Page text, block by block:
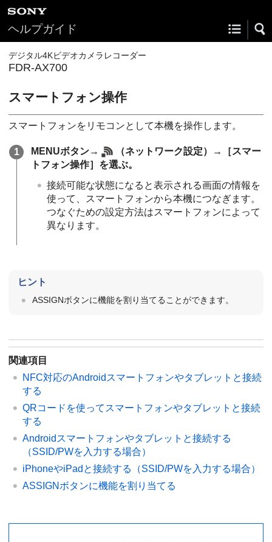
ヘルプガイド
デジタル4Kビデオカメラレコーダー
FDR-AX700
スマートフォン操作
スマートフォンをリモコンとして本機を操作します。
MENUボタン→
（ネットワーク設定）→［スマー
トフォン操作］を選ぶ。
接続可能な状態になると表示される画面の情報を
使って、スマートフォンから本機につなぎます。
つなぐための設定方法はスマートフォンによって
異なります。
ヒント
ASSIGNボタンに機能を割り当てることができます。
関連項目
NFC対応のAndroidスマートフォンやタブレットと接続
する
QRコードを使ってスマートフォンやタブレットと接続
する
Androidスマートフォンやタブレットと接続する
（SSID/PWを入力する場合）
iPhoneやiPadと接続する（SSID/PWを入力する場合）
ASSIGNボタンに機能を割り当てる